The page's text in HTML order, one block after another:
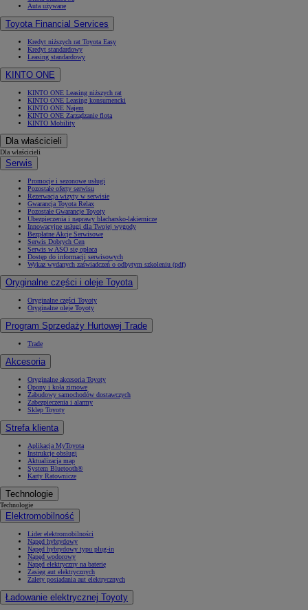
Auta używane
Toyota Financial Services
Kredyt niższych rat Toyota Easy
Kredyt standardowy
Leasing standardowy
KINTO ONE
KINTO ONE Leasing niższych rat
KINTO ONE Leasing konsumencki
KINTO ONE Najem
KINTO ONE Zarządzanie flotą
KINTO Mobility
Dla właścicieli
Dla właścicieli
Serwis
Promocje i sezonowe usługi
Pozostałe oferty serwisu
Rezerwacja wizyty w serwisie
Gwarancja Toyota Relax
Pozostałe Gwarancje Toyoty
Ubezpieczenia i naprawy blacharsko-lakiernicze
Innowacyjne usługi dla Twojej wygody
Bezpłatne Akcje Serwisowe
Serwis Dobrych Cen
Serwis w ASO się opłaca
Dostęp do informacji serwisowych
Wykaz wydanych zaświadczeń o odbytym szkoleniu (pdf)
Oryginalne części i oleje Toyota
Oryginalne części Toyoty
Oryginalne oleje Toyoty
Program Sprzedaży Hurtowej Trade
Trade
Akcesoria
Oryginalne akcesoria Toyoty
Opony i koła zimowe
Zabudowy samochodów dostawczych
Zabezpieczenia i alarmy
Sklep Toyoty
Strefa klienta
Aplikacja MyToyota
Instrukcje obsługi
Aktualizacja map
System Bluetooth®
Karty Ratownicze
Technologie
Technologie
Elektromobilność
Lider elektromobilności
Napęd hybrydowy
Napęd hybrydowy typu plug-in
Napęd wodorowy
Napęd elektryczny na baterię
Zasięg aut elektrycznych
Zalety posiadania aut elektrycznych
Ładowanie elektrycznej Toyoty